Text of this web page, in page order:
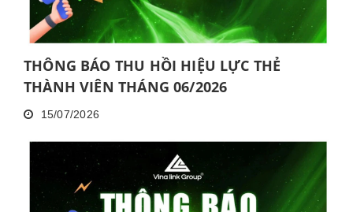
THÔNG BÁO THU HỒI HIỆU LỰC THẺ
THÀNH VIÊN THÁNG 06/2026
15/07/2026